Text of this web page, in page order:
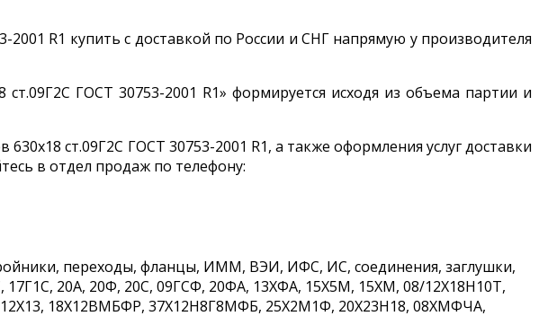
2001 R1 купить с доставкой по России и СНГ напрямую у производителя
ГОСТ 30753-2001 R1» формируется исходя из объема партии и
ст.09Г2С ГОСТ 30753-2001 R1, а также оформления услуг доставки
в отдел продаж по телефону:
переходы, фланцы, ИММ, ВЭИ, ИФС, ИС, соединения, заглушки,
20А, 20Ф, 20С, 09ГСФ, 20ФА, 13ХФА, 15Х5М, 15ХМ, 08/12Х18Н10Т,
18Х12ВМБФР, 37Х12Н8Г8МФБ, 25Х2М1Ф, 20Х23Н18, 08ХМФЧА,